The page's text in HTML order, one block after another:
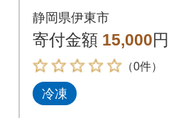
C】特トロあじ・中あ
じ各8枚 伊豆・伊東
の干物詰め合わせ
静岡県伊東市
寄付金額 15,000円
（0件）
冷凍